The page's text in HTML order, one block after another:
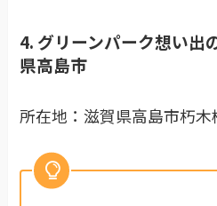
4. グリーンパーク想い出
県高島市
所在地：滋賀県高島市朽木